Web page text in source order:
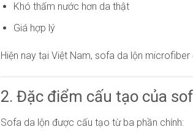
Khó thấm nước hơn da thật
Giá hợp lý
Hiện nay tại Việt Nam, sofa da lộn
2. Đặc điểm cấu tạo của
Sofa da lộn được cấu tạo từ ba phần chính: